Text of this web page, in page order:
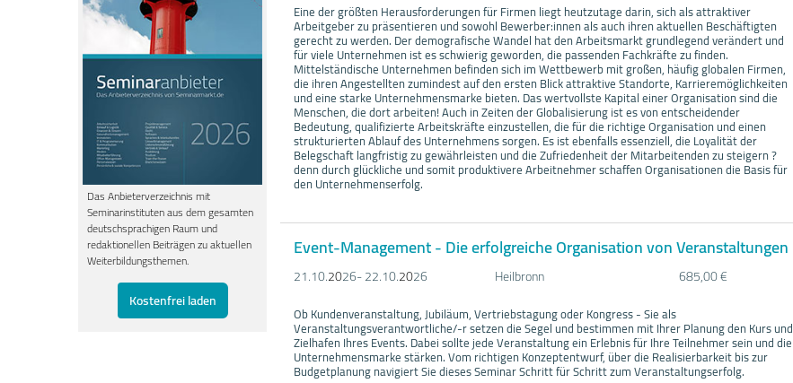
Das Anbieterverzeichnis mit
Seminarinstituten aus dem gesamten
deutschsprachigen Raum und
redaktionellen Beiträgen zu aktuellen
Weiterbildungsthemen.
Kostenfrei laden
Eine der größten Herausforderungen für Firmen liegt heutzutage darin, sich als attraktiver
Arbeitgeber zu präsentieren und sowohl Bewerber:innen als auch ihren aktuellen Beschäftigten
gerecht zu werden. Der demografische Wandel hat den Arbeitsmarkt grundlegend verändert und
für viele Unternehmen ist es schwierig geworden, die passenden Fachkräfte zu finden.
Mittelständische Unternehmen befinden sich im Wettbewerb mit großen, häufig globalen Firmen,
die ihren Angestellten zumindest auf den ersten Blick attraktive Standorte, Karrieremöglichkeiten
und eine starke Unternehmensmarke bieten. Das wertvollste Kapital einer Organisation sind die
Menschen, die dort arbeiten! Auch in Zeiten der Globalisierung ist es von entscheidender
Bedeutung, qualifizierte Arbeitskräfte einzustellen, die für die richtige Organisation und einen
strukturierten Ablauf des Unternehmens sorgen. Es ist ebenfalls essenziell, die Loyalität der
Belegschaft langfristig zu gewährleisten und die Zufriedenheit der Mitarbeitenden zu steigern ?
denn durch glückliche und somit produktivere Arbeitnehmer schaffen Organisationen die Basis für
den Unternehmenserfolg.
Event-Management - Die erfolgreiche Organisation von Veranstaltungen
21.10.2026- 22.10.2026 Heilbronn 685,00 €
Ob Kundenveranstaltung, Jubiläum, Vertriebstagung oder Kongress - Sie als
Veranstaltungsverantwortliche/-r setzen die Segel und bestimmen mit Ihrer Planung den Kurs und
Zielhafen Ihres Events. Dabei sollte jede Veranstaltung ein Erlebnis für Ihre Teilnehmer sein und die
Unternehmensmarke stärken. Vom richtigen Konzeptentwurf, über die Realisierbarkeit bis zur
Budgetplanung navigiert Sie dieses Seminar Schritt für Schritt zum Veranstaltungserfolg.